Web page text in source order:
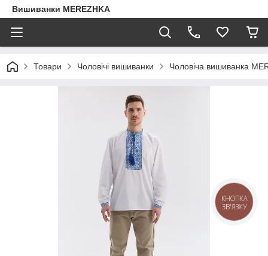
Вишиванки MEREZHKA
Товари Чоловічі вишиванки Чоловіча вишиванка
КНОПКА
ЗВ'ЯЗКУ